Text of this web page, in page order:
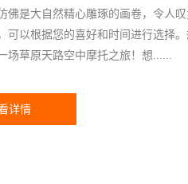
佛是大自然精心雕琢的画卷，令人
可以根据您的喜好和时间进行选择
场草原天路空中摩托之旅！想......
详情